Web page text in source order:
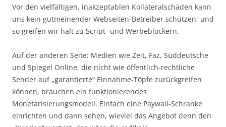
Vor den vielfältigen, inakzeptablen Kollateralschäden kann
uns kein gutmeinender Webseiten-Betreiber schützen; und
so greifen wir halt zu Script- und Werbeblockern.
Auf der anderen Seite: Medien wie Zeit, Faz, Süddeutsche
und Spiegel Online, die nicht wie öffentlich-rechtliche
Sender auf „garantierte“ Einnahme-Töpfe zurückgreifen
können, brauchen ein funktionierendes
Monetarisierungsmodell. Einfach eine Paywall-Schranke
einrichten und dann sehen, wieviel das Angebot denn den